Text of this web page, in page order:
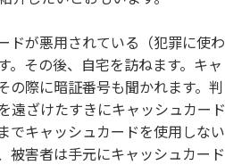
ドが悪用されている（犯罪に使わ
。その後、自宅を訪ねます。キャ
の際に暗証番号も聞かれます。判
遠ざけたすきにキャッシュカード
でキャッシュカードを使用しない
被害者は手元にキャッシュカード